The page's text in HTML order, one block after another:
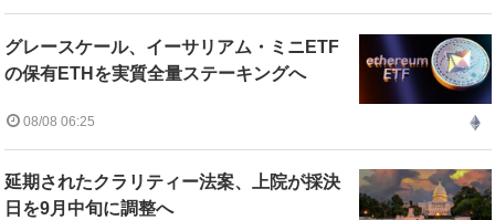
グレースケール、イーサリアム・ミニETF
の保有ETHを実質全量ステーキングへ
08/08 06:25
延期されたクラリティー法案、上院が採決
日を9月中旬に調整へ